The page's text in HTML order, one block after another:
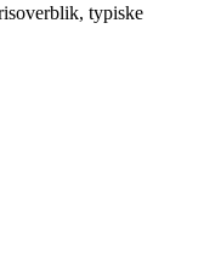
typiske